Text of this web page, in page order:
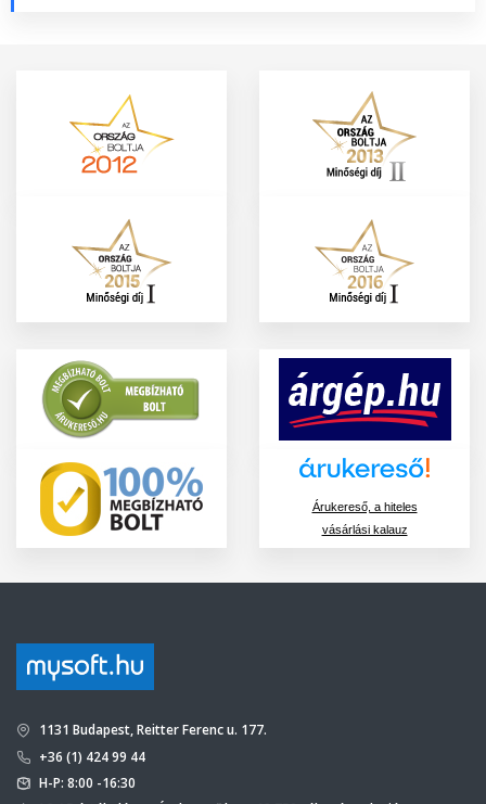
Árukereső, a hiteles
vásárlási kalauz
1131 Budapest, Reitter Ferenc u. 177.
+36 (1) 424 99 44
H-P: 8:00 -16:30